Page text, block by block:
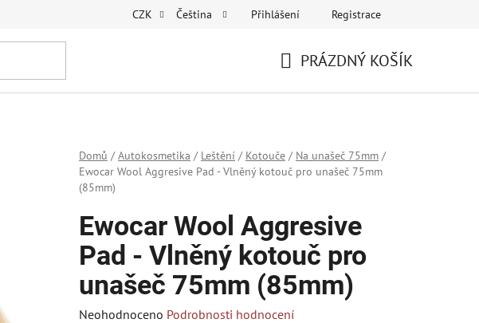
CZK Čeština Přihlášení Registrace
PRÁZDNÝ KOŠÍK
Domů / Autokosmetika / Leštění / Kotouče / Na unašeč 75mm /
Ewocar Wool Aggresive Pad - Vlněný kotouč pro unašeč 75mm
(85mm)
Ewocar Wool Aggresive
Pad - Vlněný kotouč pro
unašeč 75mm (85mm)
Průměrné
Neohodnoceno Podrobnosti hodnocení